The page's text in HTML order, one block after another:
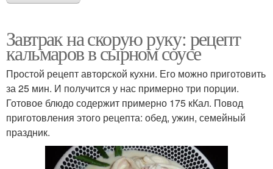
Завтрак на скорую руку: рецепт
кальмаров в сырном соусе
Простой рецепт авторской кухни. Его можно приготовить
за 25 мин. И получится у нас примерно три порции.
Готовое блюдо содержит примерно 175 кКал. Повод
приготовления этого рецепта: обед, ужин, семейный
праздник.